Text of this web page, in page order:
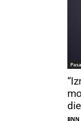
BNN